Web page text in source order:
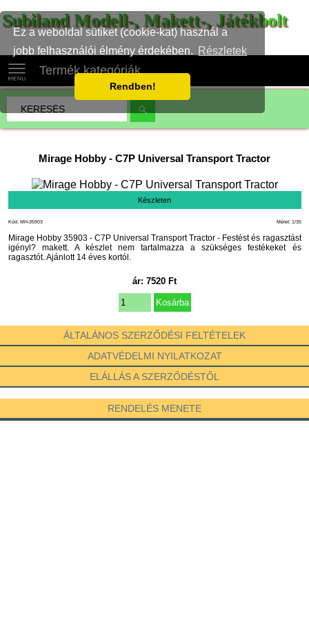
Ez a weboldal sütiket (cookie-kat) használ a
jobb felhasználói élmény érdekében.
Részletek
Rendben!
Subiland Modell-, Makett-, Játékbolt
Termék kategóriák
Mirage Hobby- C7P Universal Transport Tractor
Készleten
Méret: 1/35
Kód: MH-35903
Mirage Hobby 35903 - C7P Universal Transport Tractor - Festést és ragasztást
igényl? makett. A készlet nem tartalmazza a szükséges festékeket és
ragasztót. Ajánlott 14 éves kortól.
ár: 7520 Ft
ÁLTALÁNOS SZERZŐDÉSI FELTÉTELEK
ADATVÉDELMI NYILATKOZAT
ELÁLLÁS A SZERZŐDÉSTŐL
RENDELÉS MENETE